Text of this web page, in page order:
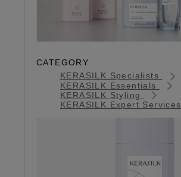
CATEGORY
KERASILK Specialists
KERASILK Essentials
KERASILK Styling
KERASILK Expert Services